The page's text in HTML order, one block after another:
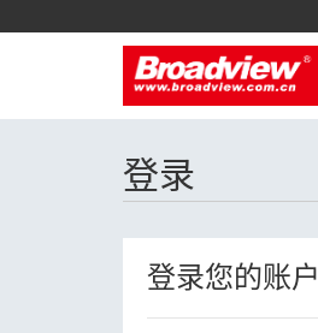
登录
登录您的账户